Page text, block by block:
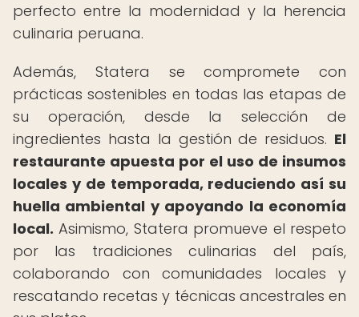
perfecto entre la modernidad y la herencia
culinaria peruana.
Además, Statera se compromete con
prácticas sostenibles en todas las etapas de
su operación, desde la selección de
ingredientes hasta la gestión de residuos. El
restaurante apuesta por el uso de insumos
locales y de temporada, reduciendo así su
huella ambiental y apoyando la economía
local. Asimismo, Statera promueve el respeto
por las tradiciones culinarias del país,
colaborando con comunidades locales y
rescatando recetas y técnicas ancestrales en